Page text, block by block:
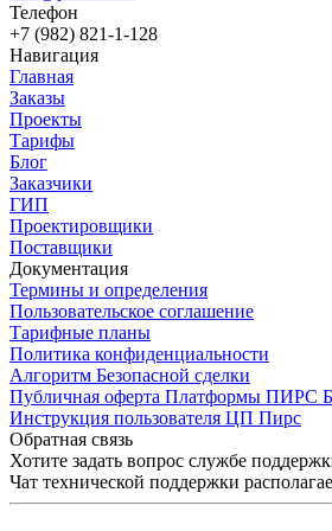
Телефон
+7 (982) 821-1-128
Навигация
Главная
Заказы
Проекты
Тарифы
Блог
Заказчики
ГИП
Проектировщики
Поставщики
Документация
Термины и определения
Пользовательское соглашение
Тарифные планы
Политика конфиденциальности
Алгоритм Безопасной сделки
Публичная оферта Платформы ПИРС
Инструкция пользователя ЦП Пирс
Обратная связь
Хотите задать вопрос службе
Чат технической поддержки